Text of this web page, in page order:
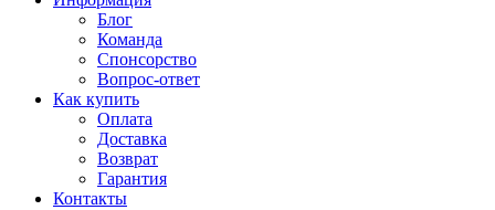
Блог
Команда
Спонсорство
Вопрос-ответ
Как купить
Оплата
Доставка
Возврат
Гарантия
Контакты